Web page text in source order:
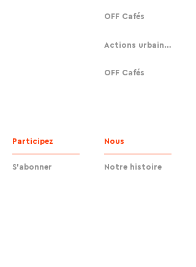
OFF Cafés
Actions urbaines
OFF Cafés
Participez
S'abonner
Nous
Notre histoire